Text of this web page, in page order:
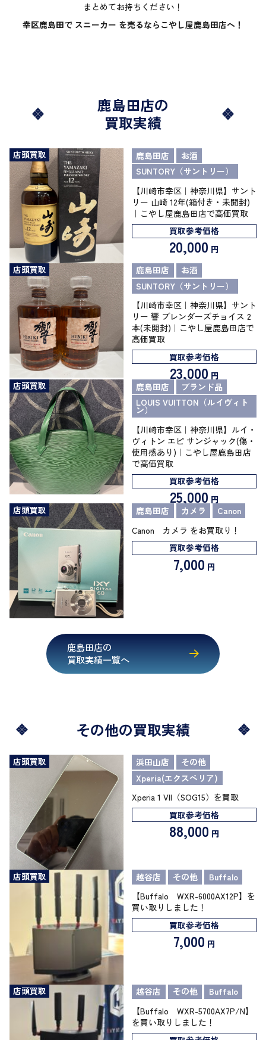
まとめてお持ちください！
幸区鹿島田で スニーカー を売るならこやし屋鹿島田店へ！
鹿島田店の
買取実績
店頭買取 鹿島田店
お酒
SUNTORY（サントリー）
【川崎市幸区｜神奈川県】サント
リー 山崎 12年(箱付き・未開封)
｜こやし屋鹿島田店で高価買取
買取参考価格
20,000 円
店頭買取
鹿島田店
お酒
SUNTORY（サントリー）
【川崎市幸区｜神奈川県】サント
リー 響 ブレンダーズチョイス 2
本(未開封)｜こやし屋鹿島田店で
高価買取
買取参考価格
23,000 円
店頭買取
鹿島田店
ブランド品
LOUIS VUITTON（ルイヴィト
ン）
【川崎市幸区｜神奈川県】ルイ・
ヴィトン エピ サンジャック(傷・
使用感あり)｜こやし屋鹿島田店
で高価買取
買取参考価格
25,000 円
店頭買取
鹿島田店 カメラ
Canon
Canon カメラ をお買取り！
買取参考価格
7,000 円
鹿島田店の
買取実績一覧へ
その他の買取実績
店頭買取 浜田山店
その他
Xperia(エクスペリア)
Xperia 1 VII（SOG15）を買取
買取参考価格
88,000 円
店頭買取 越谷店 その他
Buffalo
【Buffalo WXR-6000AX12P】を
買い取りしました！
買取参考価格
7,000 円
店頭買取 越谷店 その他
Buffalo
【Buffalo WXR-5700AX7P/N】
を買い取りしました！